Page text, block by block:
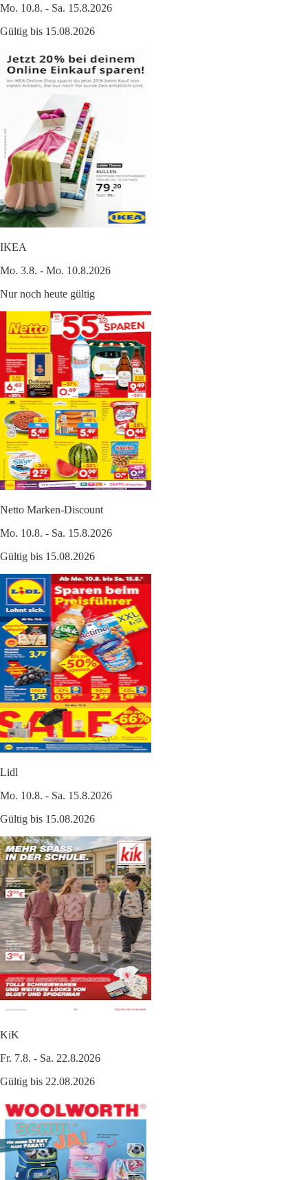
Mo. 10.8. - Sa. 15.8.2026
Gültig bis 15.08.2026
IKEA
Mo. 3.8. - Mo. 10.8.2026
Nur noch heute gültig
Netto Marken-Discount
Mo. 10.8. - Sa. 15.8.2026
Gültig bis 15.08.2026
Lidl
Mo. 10.8. - Sa. 15.8.2026
Gültig bis 15.08.2026
KiK
Fr. 7.8. - Sa. 22.8.2026
Gültig bis 22.08.2026